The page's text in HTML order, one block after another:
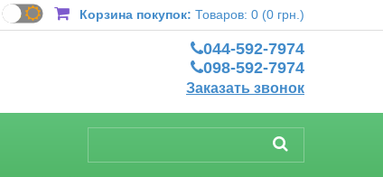
Корзина покупок: Товаров: 0 (0 грн.)
044-592-7974
098-592-7974
Заказать звонок